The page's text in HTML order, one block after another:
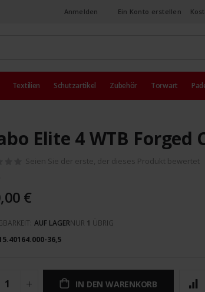
Anmelden Ein Konto erstellen
Textilien Schutzartikel Zubehör Torwart
Elite 4 WTB Forged
Seien Sie der erste, der dieses Produkt bewertet
€
AUF LAGERNUR 1 ÜBRIG
36,5
IN DEN WARENKORB